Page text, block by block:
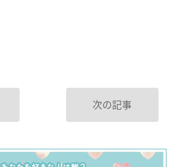
次の記事